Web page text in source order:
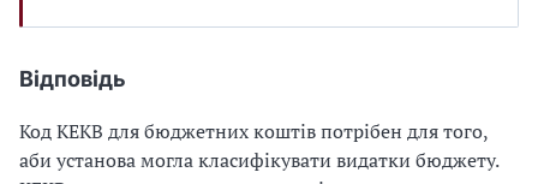
Відповідь
Код КЕКВ для бюджетних коштів потрібен для того,
аби установа могла класифікувати видатки бюджету.